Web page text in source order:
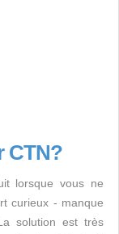
CTN?
lorsque vous ne
curieux - manque
solution est très